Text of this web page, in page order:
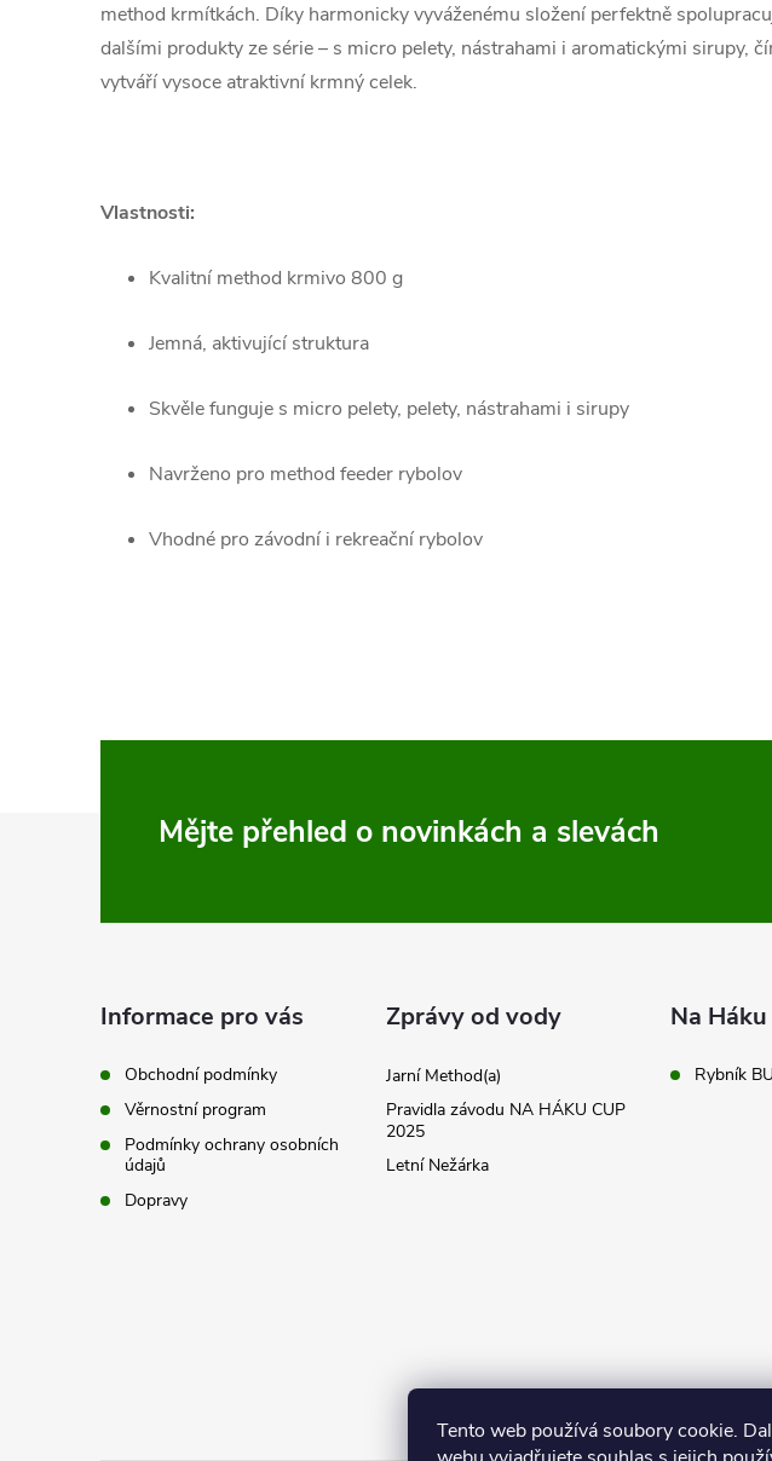
Tento web používá soubory cookie.
method krmítkách. Díky harmonicky vyváženému složení perfektně
dalšími produkty ze série – s micro pelety, nástrahami i aromatickými sirupy,
vytváří vysoce atraktivní krmný celek.
Vlastnosti:
Kvalitní method krmivo 800 g
Jemná, aktivující struktura
Skvěle funguje s micro pelety, pelety, nástrahami i sirupy
Navrženo pro method feeder rybolov
Vhodné pro závodní i rekreační rybolov
Mějte přehled o novinkách a slevách
Informace pro vás
Obchodní podmínky
Věrnostní program
Podmínky ochrany osobních
údajů
Dopravy
Zprávy od vody
Jarní Method(a)
Pravidla závodu NA HÁKU CUP
2025
Letní Nežárka
Na Háku
Rybník